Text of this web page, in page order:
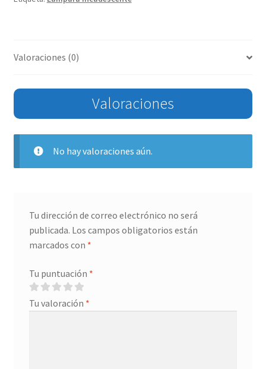
Valoraciones (0)
Valoraciones
No hay valoraciones aún.
Tu dirección de correo electrónico no será
publicada. Los campos obligatorios están
marcados con *
Tu puntuación *
Tu valoración *